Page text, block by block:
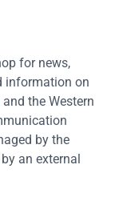
for news,
information on
and the Western
by the
an external